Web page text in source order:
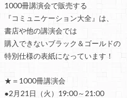
1000冊講演会で販売する
『コミュニケーション大全』は、
書店や他の講演会では
購入できないブラック＆ゴールドの
特別仕様の表紙になっています！
★＝1000冊講演会
●2月21日（火）19:00～21:00